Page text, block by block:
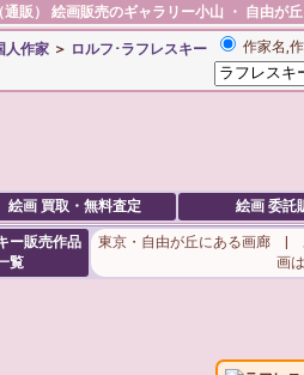
販） 絵画販売のギャラリー小山 ・ 自由が
人作家 ＞ ロルフ･ラフレスキー
作家名,
絵画 買取・無料査定 絵画 委託
ー販売作品
覧
東京・自由が丘にある画廊 |
画